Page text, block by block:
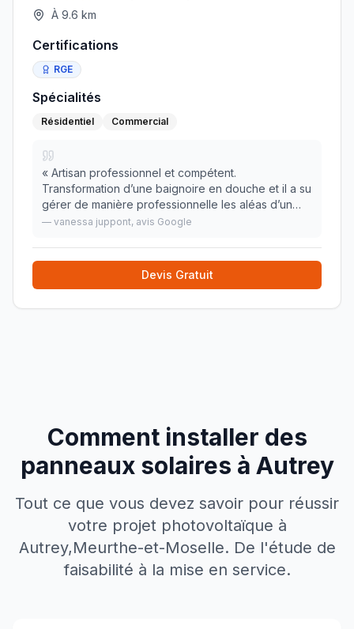
À 9.6 km
Certifications
RGE
Spécialités
Résidentiel Commercial
« Artisan professionnel et compétent.
Transformation d’une baignoire en douche et il a su
gérer de manière professionnelle les aléas d’un
chantier en me rassurant et en étant présent. Je
sympa :)»
— vanessa juppont, avis Google
Devis Gratuit
Comment installer des
panneaux solaires à Autrey
Tout ce que vous devez savoir pour réussir
votre projet photovoltaïque à
Autrey,Meurthe-et-Moselle. De l'étude de
faisabilité à la mise en service.